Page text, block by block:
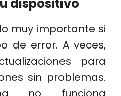
muy importante si
de error. A veces,
para
sin problemas.